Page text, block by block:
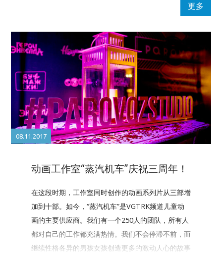
更多
08.11.2017
动画工作室“蒸汽机车”庆祝三周年！
在这段时期，工作室同时创作的动画系列片从三部增
加到十部。如今，“蒸汽机车”是VGTRK频道儿童动
画的主要供应商。我们有一个250人的团队，所有人
都对自己的工作都充满热情。我们不会停滞不前，而
继续性格各异的男孩女孩创造更多的激动人心的故事